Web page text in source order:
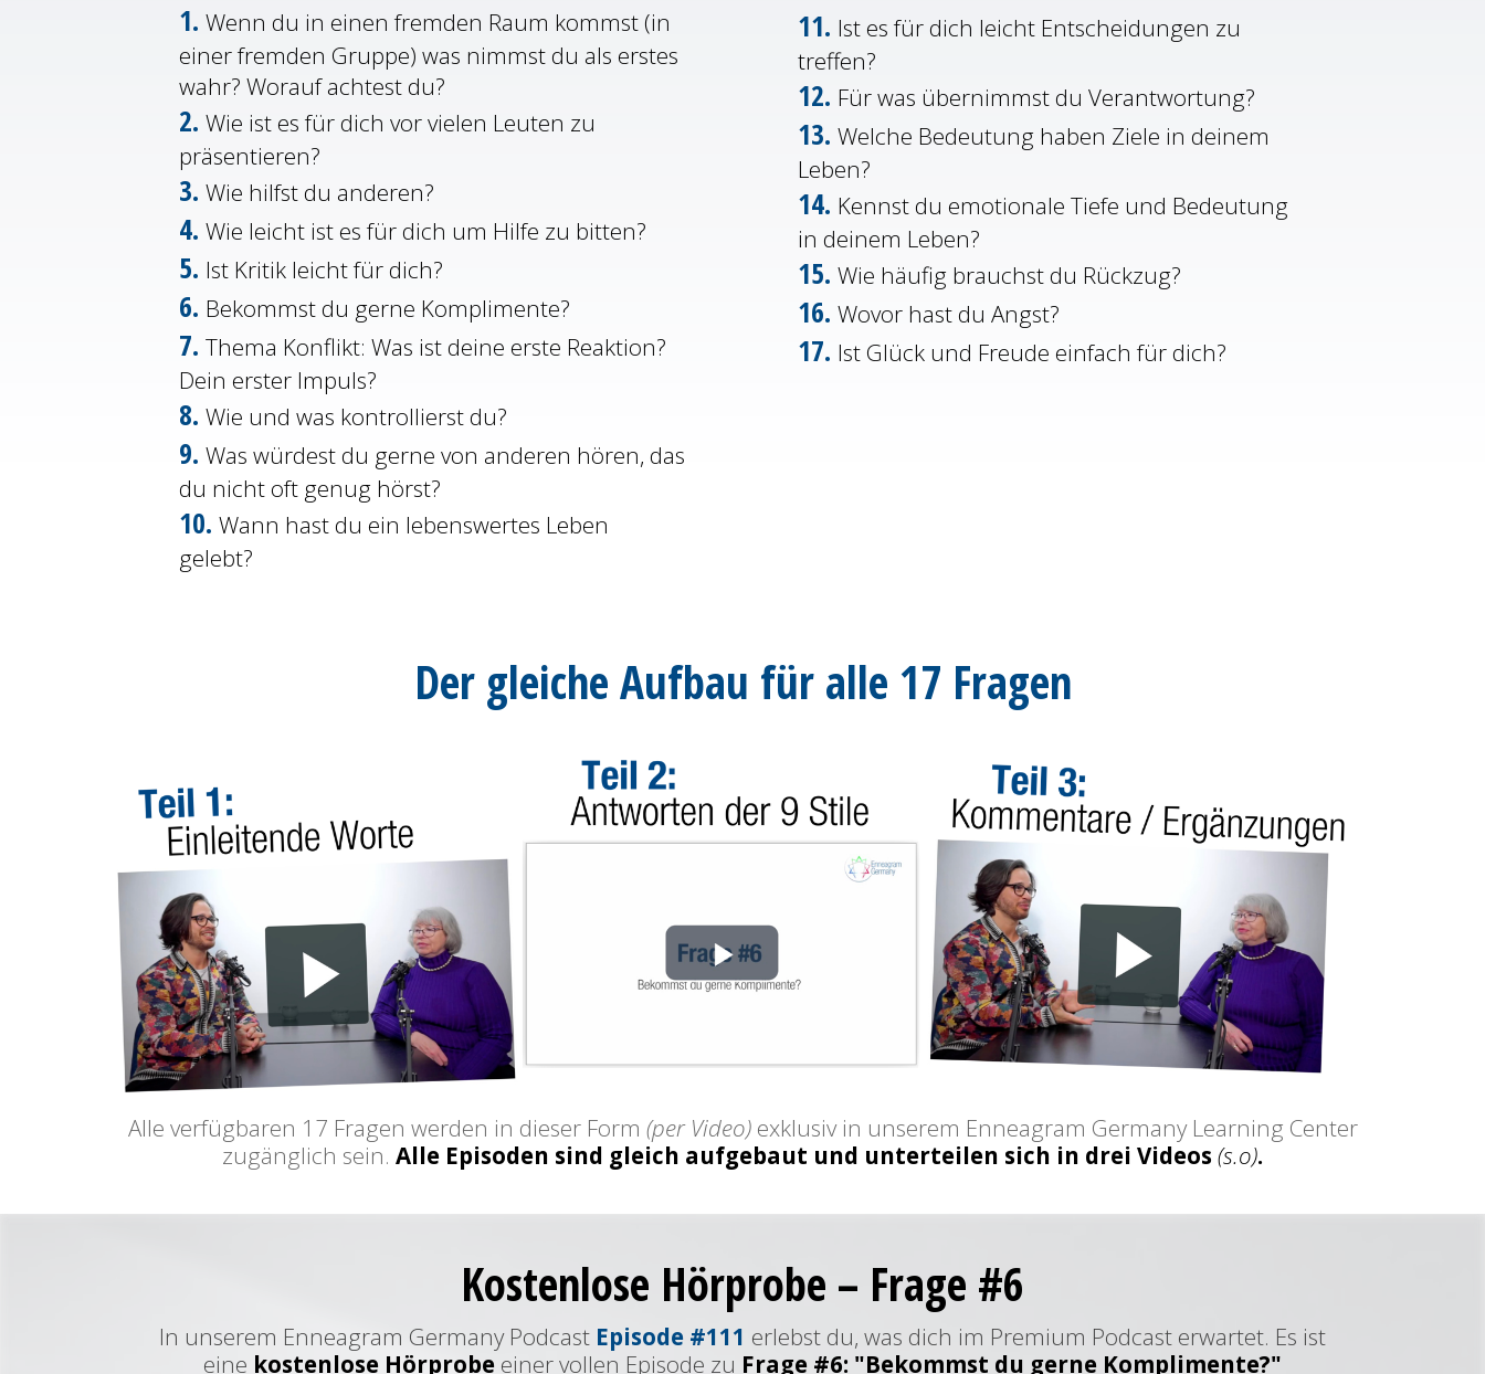
1. Wenn du in einen fremden Raum kommst (in
einer fremden Gruppe) was nimmst du als erstes
wahr? Worauf achtest du?
2. Wie ist es für dich vor vielen Leuten zu
präsentieren?
3. Wie hilfst du anderen?
4. Wie leicht ist es für dich um Hilfe zu bitten?
5. Ist Kritik leicht für dich?
6. Bekommst du gerne Komplimente?
7. Thema Konflikt: Was ist deine erste Reaktion?
Dein erster Impuls?
8. Wie und was kontrollierst du?
9. Was würdest du gerne von anderen hören, das
du nicht oft genug hörst?
10. Wann hast du ein lebenswertes Leben
gelebt?
11. Ist es für dich leicht Entscheidungen zu
treffen?
12. Für was übernimmst du Verantwortung?
13. Welche Bedeutung haben Ziele in deinem
Leben?
14. Kennst du emotionale Tiefe und Bedeutung
in deinem Leben?
15. Wie häufig brauchst du Rückzug?
16. Wovor hast du Angst?
17. Ist Glück und Freude einfach für dich?
Der gleiche Aufbau für alle 17 Fragen
Alle verfügbaren 17 Fragen werden in dieser Form (per Video)exklusiv in unserem Enneagram Germany Learning Center
zugänglich sein. Alle Episoden sind gleich aufgebaut und unterteilen sich in drei Videos (s.o).
Kostenlose Hörprobe – Frage #6
In unserem Enneagram Germany Podcast Episode #111 erlebst du, was dich im Premium Podcast erwartet. Es ist
eine kostenlose Hörprobe einer vollen Episode zu Frage #6: "Bekommst du gerne Komplimente?"